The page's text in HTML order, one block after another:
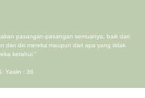
pasangan-pasangan semuanya, baik dari
dari diri mereka maupun dari apa yang tidak
ketahui.”
Yasiin : 36